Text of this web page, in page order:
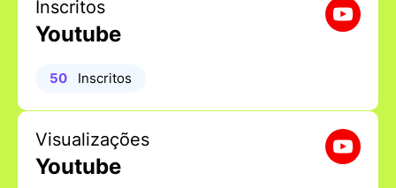
Inscritos
Youtube
50 Inscritos
Visualizações
Youtube